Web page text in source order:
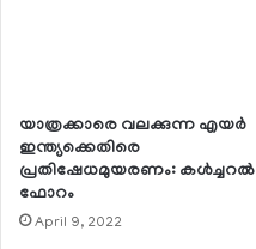
യാത്രക്കാരെ വലക്കുന്ന എയര്‍
ഇന്ത്യക്കെതിരെ
പ്രതിഷേധമുയരണം: കള്‍ച്ചറല്‍
ഫോറം
April 9, 2022